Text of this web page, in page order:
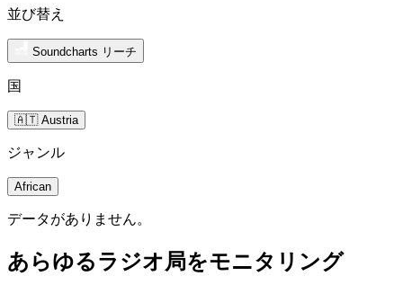
並び替え
Soundcharts リーチ
国
🇦🇹 Austria
ジャンル
African
データがありません。
あらゆるラジオ局をモニタリング